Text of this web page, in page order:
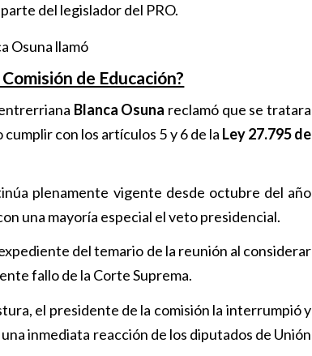
del legislador del PRO.
de Educación?
Blanca Osuna reclamó que se tratara
con los artículos 5 y 6 de la Ley 27.795 de
plenamente vigente desde octubre del año
una mayoría especial el veto presidencial.
del temario de la reunión al considerar
fallo de la Corte Suprema.
el presidente de la comisión la interrumpió y
inmediata reacción de los diputados de Unión